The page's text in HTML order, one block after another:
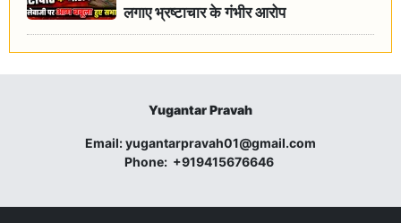
लगाए भ्रष्टाचार के गंभीर आरोप
Yugantar Pravah
Email:yugantarpravah01@gmail.com
Phone: +919415676646